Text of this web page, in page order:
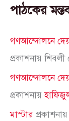
পাঠকের
গণআন্দোলনে
প্রকাশনায়শিবলী
গণআন্দোলনে
প্রকাশনায়
মাস্টার